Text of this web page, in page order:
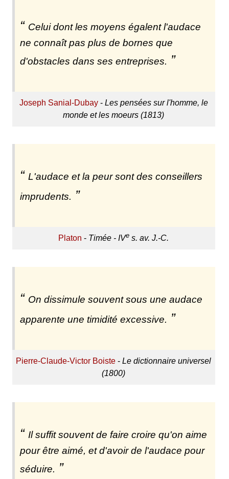
Celui dont les moyens égalent l'audace
ne connaît pas plus de bornes que
d'obstacles dans ses entreprises.
Joseph Sanial-Dubay- Les pensées sur l'homme, le
monde et les moeurs (1813)
L'audace et la peur sont des conseillers
imprudents.
Platon - Timée - IVe s. av. J.-C.
On dissimule souvent sous une audace
apparente une timidité excessive.
Pierre-Claude-Victor Boiste -Le dictionnaire universel
(1800)
Il suffit souvent de faire croire qu'on aime
pour être aimé, et d'avoir de l'audace pour
séduire.